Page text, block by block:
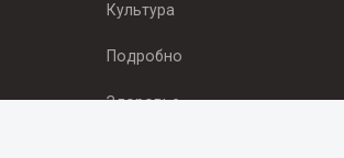
Культура
Подробно
Здоровье